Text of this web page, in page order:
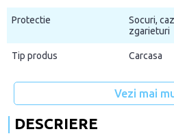
Protectie
Socuri,
zgarieturi
Tip produs Carcasa
Vezi mai
DESCRIERE